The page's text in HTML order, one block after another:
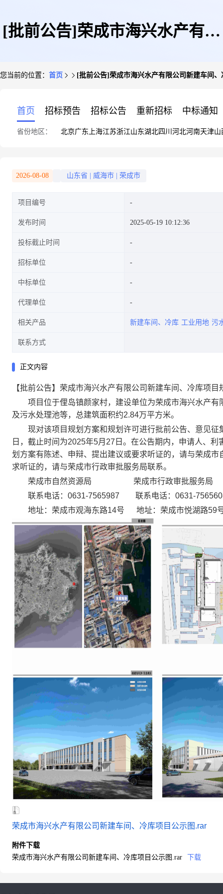
[批前公告]荣成市海兴水产有限
您当前的位置： 首页 [批前公告]荣成市海兴水产有限公司新建车间
首页 招标预告 招标公告 重新招标 中标通知
省份地区： 北京广东 上海江苏浙江山东湖北四川 河北河南天津山
2026-08-08 山东省 威海市 荣成市
项目编号
发布时间 2025-05-19 10:12:36
投标截止时间
招标单位
中标单位
代理单位
相关产品 新建车间、冷库 工业用地 污
联系方式
正文内容
【批前公告】荣成市海兴水产有限公司新建车间、冷库项
项目位于俚岛镇颜家村，建设单位为荣成市海兴水产有
及污水处理池等，总建筑面积约2.84万平方米。
现对该项目规划方案和规划许可进行批前公告、意见征
日，截止时间为2025年5月27日。在公告期内，申请人、
划方案有陈述、申辩、提出建议或要求听证的，请与荣成
求听证的，请与荣成市行政审批服务局联系。
荣成市自然资源局 荣成市行政审批服务局
联系电话：0631-7565987 联系电话：0631-
地址：荣成市观海东路14号 地址：荣成市悦湖路59
荣成市海兴水产有限公司新建车间、冷库项目公示图.rar
附件下载
荣成市海兴水产有限公司新建车间、冷库项目公示图.rar
下载